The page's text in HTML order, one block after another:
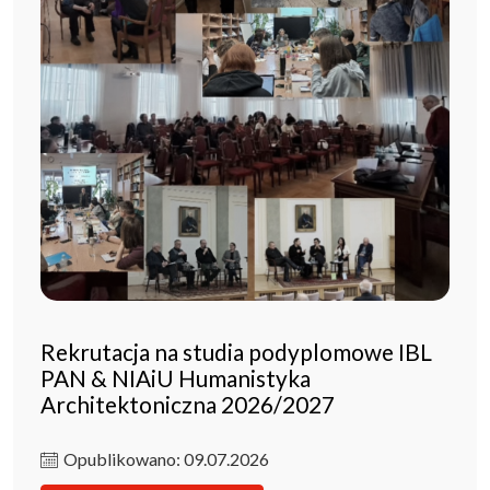
Rekrutacja na studia podyplomowe IBL
PAN & NIAiU Humanistyka
Architektoniczna 2026/2027
Opublikowano: 09.07.2026